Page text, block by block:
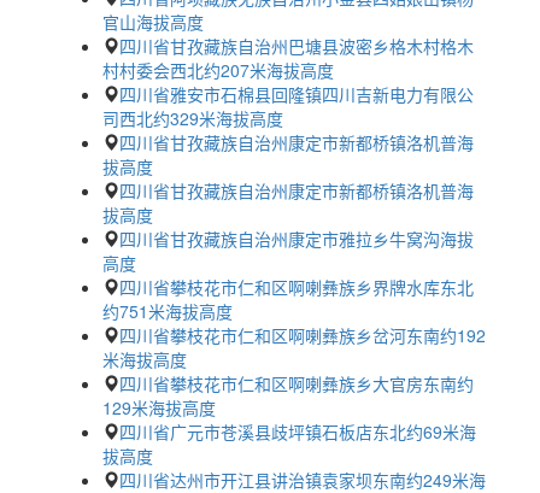
官山海拔高度
四川省甘孜藏族自治州巴塘县波密乡格木村格木
村村委会西北约207米海拔高度
四川省雅安市石棉县回隆镇四川吉新电力有限公
司西北约329米海拔高度
四川省甘孜藏族自治州康定市新都桥镇洛机普海
拔高度
四川省甘孜藏族自治州康定市新都桥镇洛机普海
拔高度
四川省甘孜藏族自治州康定市雅拉乡牛窝沟海拔
高度
四川省攀枝花市仁和区啊喇彝族乡界牌水库东北
约751米海拔高度
四川省攀枝花市仁和区啊喇彝族乡岔河东南约192
米海拔高度
四川省攀枝花市仁和区啊喇彝族乡大官房东南约
129米海拔高度
四川省广元市苍溪县歧坪镇石板店东北约69米海
拔高度
四川省达州市开江县讲治镇袁家坝东南约249米海